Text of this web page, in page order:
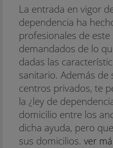
La entrada en vigor
dependencia ha
profesionales de
demandados de lo
dadas las
sanitario. Además
centros privados, te
la ¿ley de
domicilio entre los
dicha ayuda, pero
sus domicilios. ver